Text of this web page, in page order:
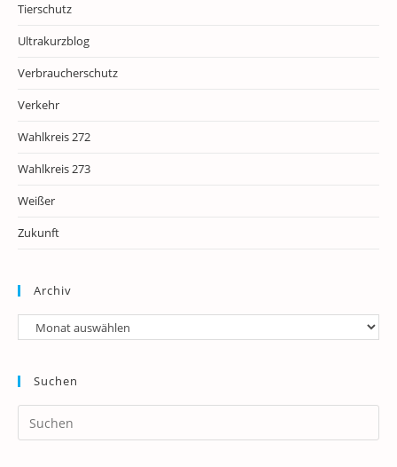
Tierschutz
Ultrakurzblog
Verbraucherschutz
Verkehr
Wahlkreis 272
Wahlkreis 273
Weißer
Zukunft
Archiv
Archiv
Suchen